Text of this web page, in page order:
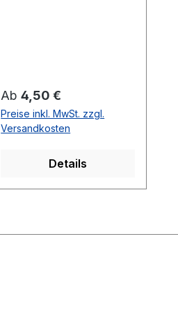
Regulärer Preis:
Ab4,50 €
Preise inkl. MwSt. zzgl.
Versandkosten
Details